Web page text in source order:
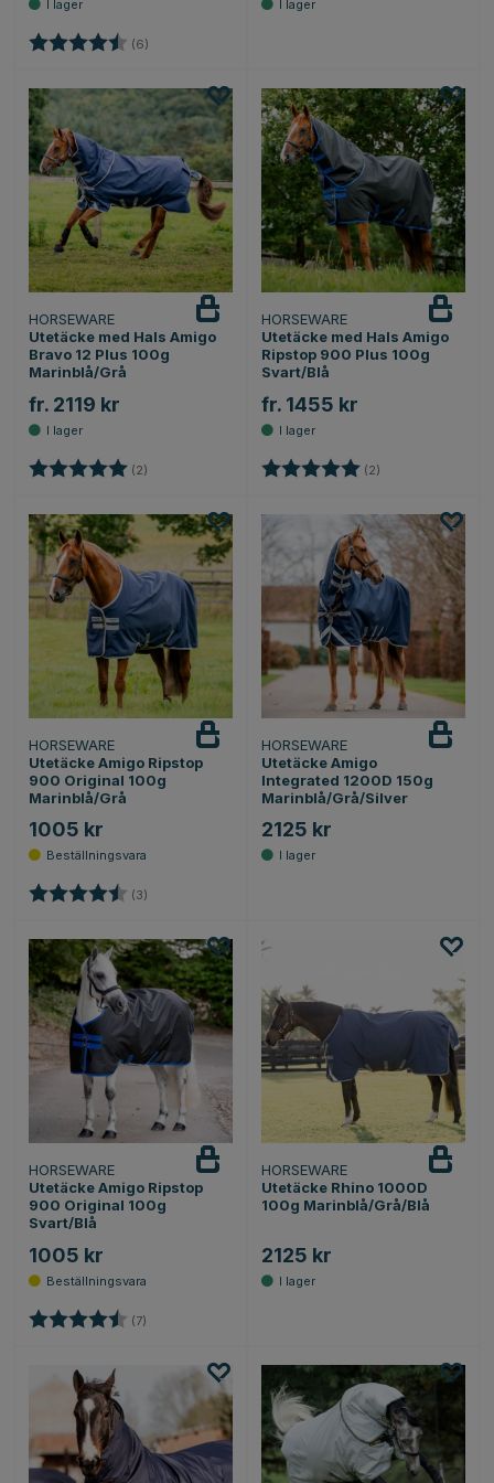
Betyg: (6)
HORSEWARE
Utetäcke med Hals Amigo
Bravo 12 Plus 100g
Marinblå/Grå
fr. 2119 kr
Betyg: (2)
HORSEWARE
Utetäcke med Hals Amigo
Ripstop 900 Plus 100g
Svart/Blå
fr. 1455 kr
Betyg: (2)
HORSEWARE
Utetäcke Amigo Ripstop
900 Original 100g
Marinblå/Grå
1005 kr
Betyg: (3)
HORSEWARE
Utetäcke Amigo
Integrated 1200D 150g
Marinblå/Grå/Silver
2125 kr
HORSEWARE
Utetäcke Amigo Ripstop
900 Original 100g
Svart/Blå
1005 kr
Betyg: (7)
HORSEWARE
Utetäcke Rhino 1000D
100g Marinblå/Grå/Blå
2125 kr